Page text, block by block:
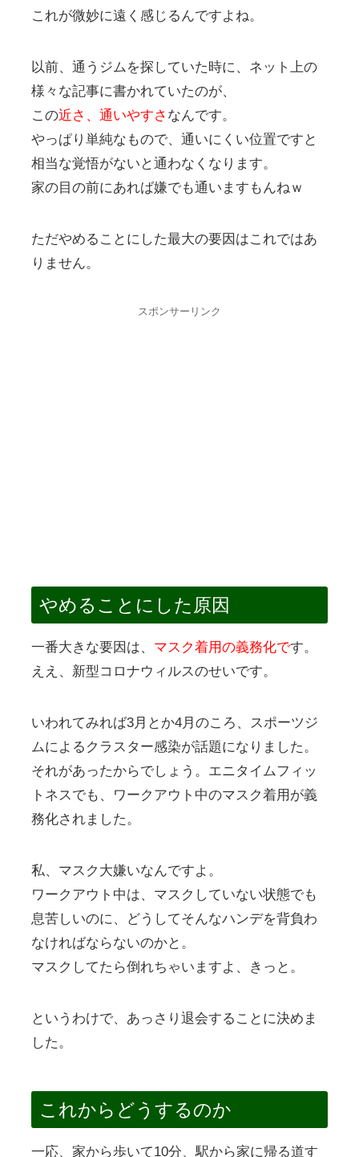
これが微妙に遠く感じるんですよね。
以前、通うジムを探していた時に、ネット上の
様々な記事に書かれていたのが、
この近さ、通いやすさ なんです。
やっぱり単純なもので、通いにくい位置ですと
相当な覚悟がないと通わなくなります。
家の目の前にあれば嫌でも通いますもんねｗ
ただやめることにした最大の要因はこれではあ
りません。
スポンサーリンク
やめることにした原因
一番大きな要因は、 マスク着用の義務化です。
ええ、新型コロナウィルスのせいです。
いわれてみれば3月とか4月のころ、スポーツジ
ムによるクラスター感染が話題になりました。
それがあったからでしょう。エニタイムフィッ
トネスでも、ワークアウト中のマスク着用が義
務化されました。
私、マスク大嫌いなんですよ。
ワークアウト中は、マスクしていない状態でも
息苦しいのに、どうしてそんなハンデを背負わ
なければならないのかと。
マスクしてたら倒れちゃいますよ、きっと。
というわけで、あっさり退会することに決めま
した。
これからどうするのか
一応、家から歩いて10分、駅から家に帰る道す